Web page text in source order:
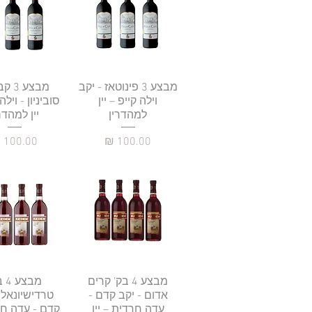
תצוגה מהירה
מבצע 3 פינוטאז - יקב
וילה קייפ – יין
למהדרין
מחיר
תצוגה
סוביניון -
יין
תצוגה מהירה
מבצע 4 בק' קרים
אדום - יקב קדם -
תצוגה